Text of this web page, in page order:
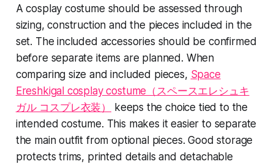
A cosplay costume should be assessed through
sizing, construction and the pieces included in the
set. The included accessories should be confirmed
before separate items are planned. When
comparing size and included pieces, Space
Ereshkigal cosplay costume（スペースエレシュキ
ガル コスプレ衣装）
keeps the choice tied to the
intended costume. This makes it easier to separate
the main outfit from optional pieces. Good storage
protects trims, printed details and detachable